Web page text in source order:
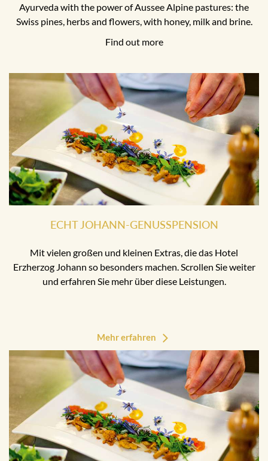
Ayurveda with the power of Aussee Alpine pastures: the
Swiss pines, herbs and flowers, with honey, milk and brine.
Find out more
ECHT JOHANN-GENUSSPENSION
Mit vielen großen und kleinen Extras, die das Hotel
Erzherzog Johann so besonders machen. Scrollen Sie weiter
und erfahren Sie mehr über diese Leistungen.
Mehr erfahren